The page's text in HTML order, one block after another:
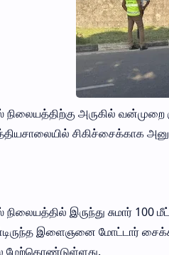
அருகில்
சிகிச்சைக்காக
இருந்து சுமார் 100
இளைஞனை மோட்டார்
மேற்கொண்டுள்ளது.